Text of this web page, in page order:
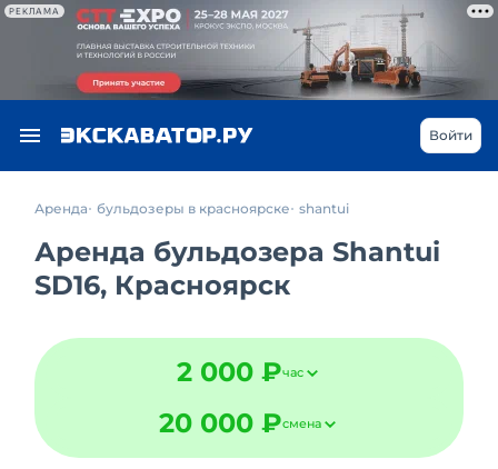
РЕКЛАМА
Войти
Аренда бульдозеры в красноярске shantui
Аренда бульдозера Shantui
SD16, Красноярск
2 000 ₽час
20 000 ₽смена